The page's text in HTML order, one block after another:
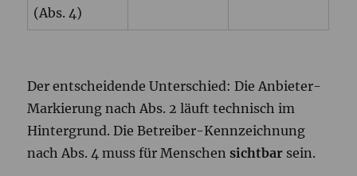
(Abs. 4)
Der entscheidende Unterschied: Die Anbieter-
Markierung nach Abs. 2 läuft technisch im
Hintergrund. Die Betreiber-Kennzeichnung
nach Abs. 4 muss für Menschensichtbar sein.